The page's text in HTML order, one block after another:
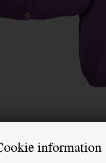
information
tidløs silhouette i en super